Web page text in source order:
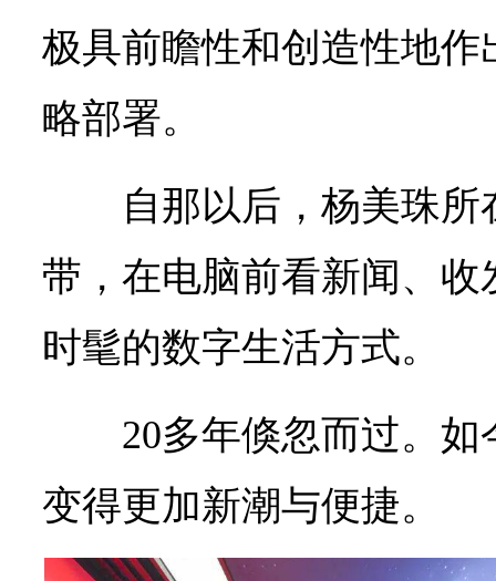
极具前瞻性和创造性地
略部署。
自那以后，杨美珠
带，在电脑前看新闻、
时髦的数字生活方式。
20多年倏忽而过。
变得更加新潮与便捷。